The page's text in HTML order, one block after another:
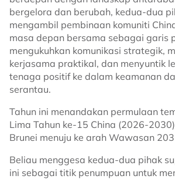
bergelora dan berubah, kedua-dua
mengambil pembinaan komuniti
masa depan bersama sebagai garis
mengukuhkan komunikasi strategik,
kerjasama praktikal, dan menyuntik
tenaga positif ke dalam keamanan
serantau.
Tahun ini menandakan permulaan
Lima Tahun ke-15 China (2026-
Brunei menuju ke arah Wawasan
Beliau menggesa kedua-dua pihak
ini sebagai titik penumpuan untuk